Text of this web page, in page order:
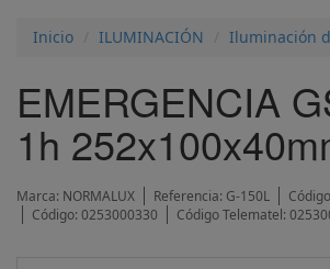
Inicio ILUMINACIÓN Iluminación
EMERGENCIA
1h
Marca: NORMALUX Referencia: G-150L
Código: 0253000330 Código Telematel: